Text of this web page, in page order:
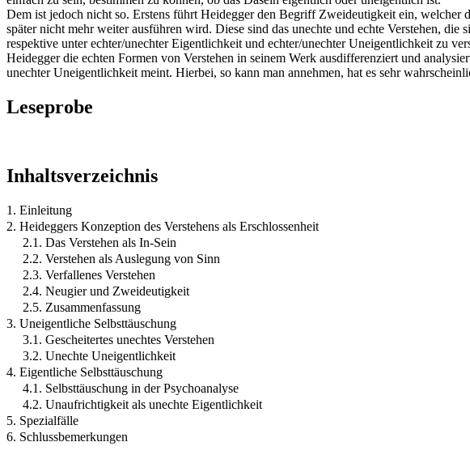
Dem ist jedoch nicht so. Erstens führt Heidegger den Begriff Zweideutigkeit ein, welcher
später nicht mehr weiter ausführen wird. Diese sind das unechte und echte Verstehen,
respektive unter echter/unechter Eigentlichkeit und echter/unechter Uneigentlichkeit zu
Heidegger die echten Formen von Verstehen in seinem Werk ausdifferenziert und
unechter Uneigentlichkeit meint. Hierbei, so kann man annehmen, hat es sehr
Leseprobe
Inhaltsverzeichnis
1. Einleitung
2. Heideggers Konzeption des Verstehens als Erschlossenheit
2.1. Das Verstehen als In-Sein
2.2. Verstehen als Auslegung von Sinn
2.3. Verfallenes Verstehen
2.4. Neugier und Zweideutigkeit
2.5. Zusammenfassung
3. Uneigentliche Selbsttäuschung
3.1. Gescheitertes unechtes Verstehen
3.2. Unechte Uneigentlichkeit
4. Eigentliche Selbsttäuschung
4.1. Selbsttäuschung in der Psychoanalyse
4.2. Unaufrichtigkeit als unechte Eigentlichkeit
5. Spezialfälle
6. Schlussbemerkungen